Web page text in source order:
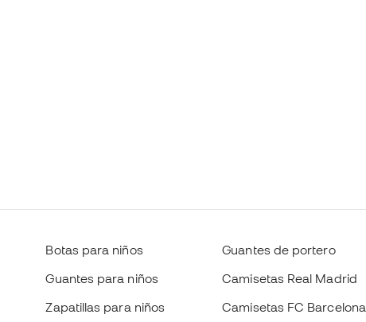
Botas para niños
Guantes para niños
Zapatillas para niños
Guantes de portero
Camisetas Real Madrid
Camisetas FC Barcelona